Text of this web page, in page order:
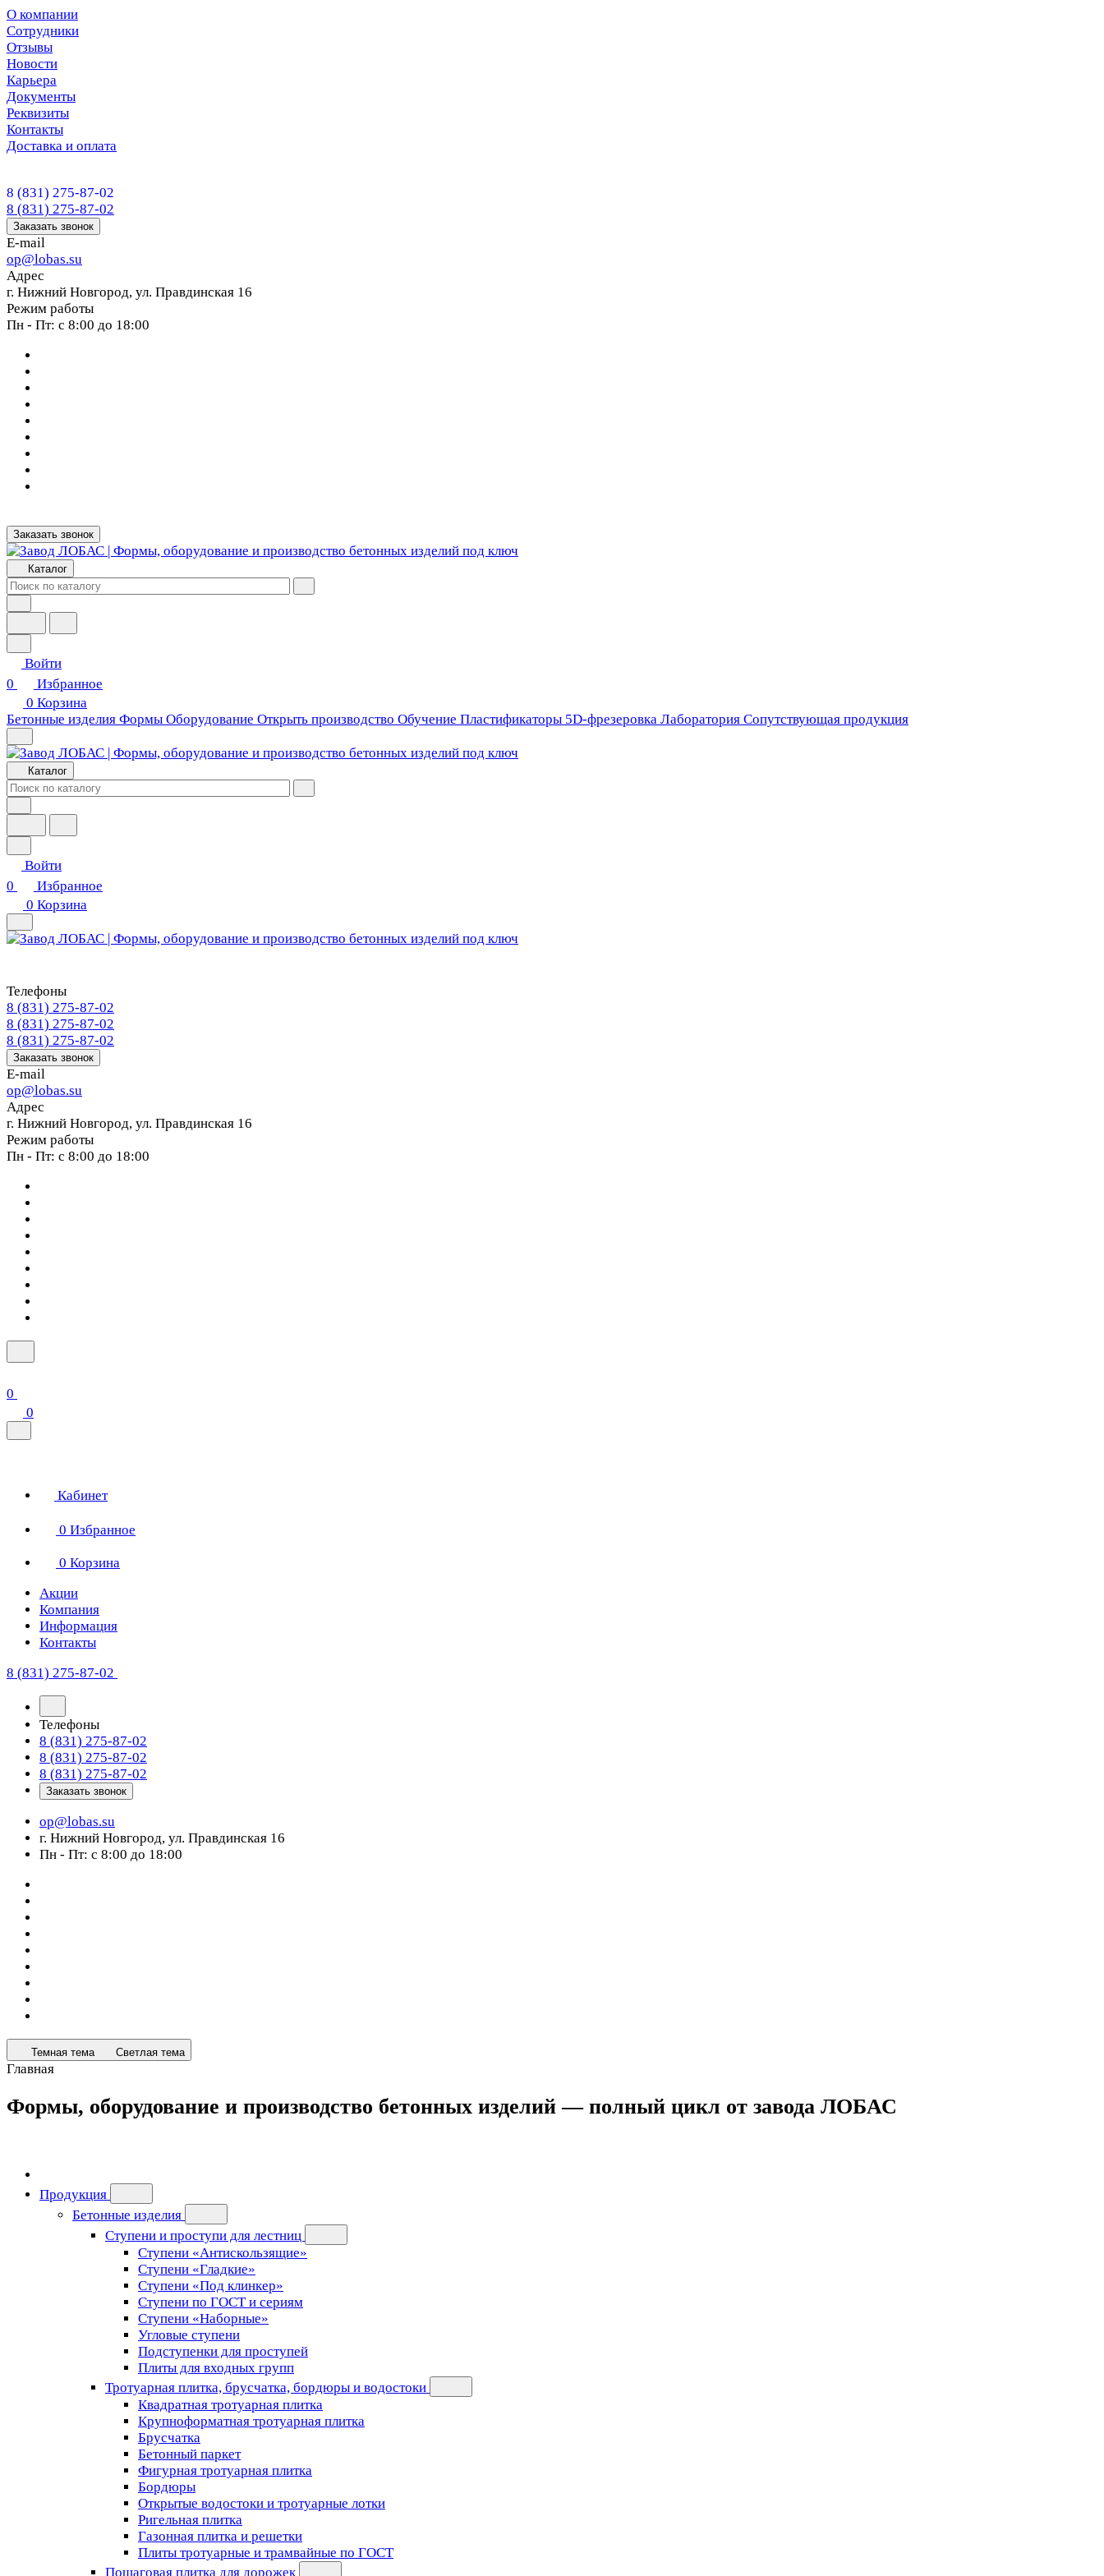
О компании
Сотрудники
Отзывы
Новости
Карьера
Документы
Реквизиты
Контакты
Доставка и оплата
8 (831) 275-87-02
8 (831) 275-87-02
Заказать звонок
E-mail
op@lobas.su
Адрес
г. Нижний Новгород, ул. Правдинская 16
Режим работы
Пн - Пт: с 8:00 до 18:00
Заказать звонок
Каталог
Войти
0
Избранное
0 Корзина
Бетонные изделия Формы Оборудование Открыть производство Обучение Пластификаторы 5D-фрезеровка Лаборатория Сопутствующая продукция
Каталог
Войти
0
Избранное
0 Корзина
Телефоны
8 (831) 275-87-02
8 (831) 275-87-02
8 (831) 275-87-02
Заказать звонок
E-mail
op@lobas.su
Адрес
г. Нижний Новгород, ул. Правдинская 16
Режим работы
Пн - Пт: с 8:00 до 18:00
0
0
Кабинет
0 Избранное
0 Корзина
Акции
Компания
Информация
Контакты
8 (831) 275-87-02
Телефоны
8 (831) 275-87-02
8 (831) 275-87-02
8 (831) 275-87-02
Заказать звонок
op@lobas.su
г. Нижний Новгород, ул. Правдинская 16
Пн - Пт: с 8:00 до 18:00
Темная тема Светлая тема
Главная
Формы, оборудование и производство бетонных изделий — полный цикл от завода ЛОБАС
Продукция
Бетонные изделия
Ступени и проступи для лестниц
Ступени «Антискользящие»
Ступени «Гладкие»
Ступени «Под клинкер»
Ступени по ГОСТ и сериям
Ступени «Наборные»
Угловые ступени
Подступенки для проступей
Плиты для входных групп
Тротуарная плитка, брусчатка, бордюры и водостоки
Квадратная тротуарная плитка
Крупноформатная тротуарная плитка
Брусчатка
Бетонный паркет
Фигурная тротуарная плитка
Бордюры
Открытые водостоки и тротуарные лотки
Ригельная плитка
Газонная плитка и решетки
Плиты тротуарные и трамвайные по ГОСТ
Пошаговая плитка для дорожек